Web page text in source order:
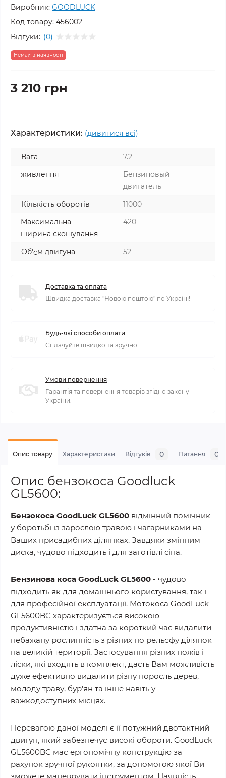
Виробник: GOODLUCK
Код товару: 456002
Відгуки: (0)
Немає в наявності
3 210 грн
Характеристики: (дивитися всі)
Вага
7.2
живлення
Бензиновый
двигатель
Кількість оборотів
11000
Максимальна
ширина скошування
420
Об'єм двигуна 52
Доставка та оплата
Швидка доставка "Новою поштою" по Україні!
Будь-які способи оплати
Сплачуйте швидко та зручно.
Умови повернення
Гарантія та повернення товарів згідно закону
України.
Опис товару Характеристики Відгуків 0 Питання 0
Опис бензокоса Goodluck
GL5600:
Бензокоса GoodLuck GL5600 відмінний помічник
у боротьбі із зарослою травою і чагарниками на
Ваших присадибних ділянках. Завдяки змінним
диска, чудово підходить і для заготівлі сіна.
Бензинова коса GoodLuck GL5600 - чудово
підходить як для домашнього користування, так і
для професійної експлуатації. Мотокоса GoodLuck
GL5600BC характеризується високою
продуктивністю і здатна за короткий час видалити
небажану рослинність з різних по рельєфу ділянок
на великій території. Застосування різних ножів і
ліски, які входять в комплект, дасть Вам можливість
дуже ефективно видалити різну поросль дерев,
молоду траву, бур'ян та інше навіть у
важкодоступних місцях.
Перевагою даної моделі є її потужний двотактний
двигун, який забезпечує високі обороти. GoodLuck
GL5600BC має ергономічну конструкцію за
рахунок зручної рукоятки, за допомогою якої Ви